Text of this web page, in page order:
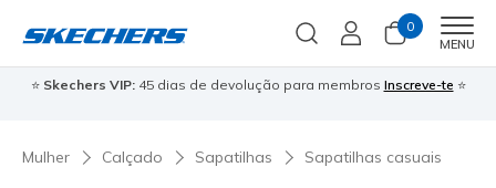
0
MENU
⭐ Skechers VIP:45 dias de devolução para membros Inscreve-te ⭐
Mulher Calçado Sapatilhas Sapatilhas casuais